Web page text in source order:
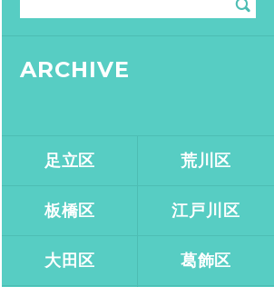
ARCHIVE
足立区 荒川区
板橋区 江戸川区
大田区 葛飾区